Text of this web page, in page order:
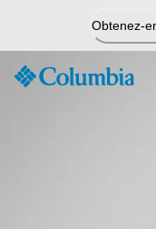
contenu
Obtenez-